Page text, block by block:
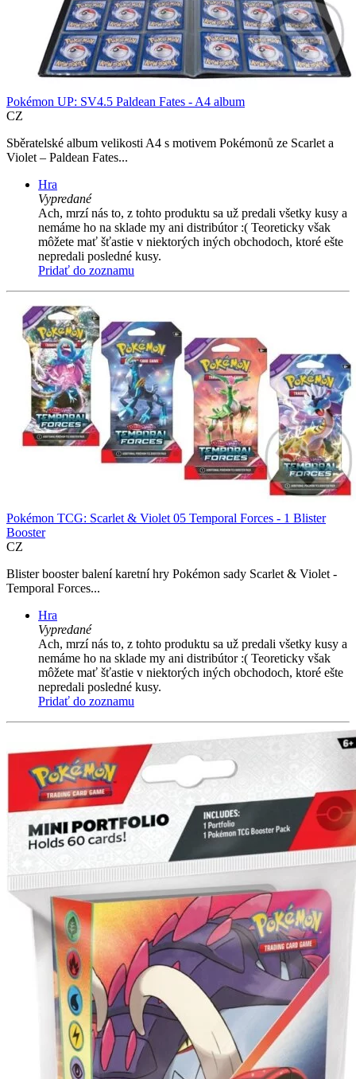
Pokémon UP: SV4.5 Paldean Fates - A4 album
CZ
Sběratelské album velikosti A4 s motivem Pokémonů ze Scarlet a
Violet – Paldean Fates...
Hra
Vypredané
Ach, mrzí nás to, z tohto produktu sa už predali všetky kusy a
nemáme ho na sklade my ani distribútor :( Teoreticky však
môžete mať šťastie v niektorých iných obchodoch, ktoré ešte
nepredali posledné kusy.
Pridať do zoznamu
Pokémon TCG: Scarlet & Violet 05 Temporal Forces - 1 Blister
Booster
CZ
Blister booster balení karetní hry Pokémon sady Scarlet & Violet -
Temporal Forces...
Hra
Vypredané
Ach, mrzí nás to, z tohto produktu sa už predali všetky kusy a
nemáme ho na sklade my ani distribútor :( Teoreticky však
môžete mať šťastie v niektorých iných obchodoch, ktoré ešte
nepredali posledné kusy.
Pridať do zoznamu